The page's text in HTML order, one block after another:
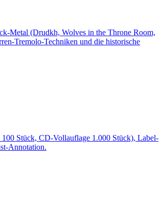
Metal (Drudkh, Wolves in the Throne Room,
Tremolo-Techniken und die historische
Stück, CD-Vollauflage 1.000 Stück), Label-
Annotation.